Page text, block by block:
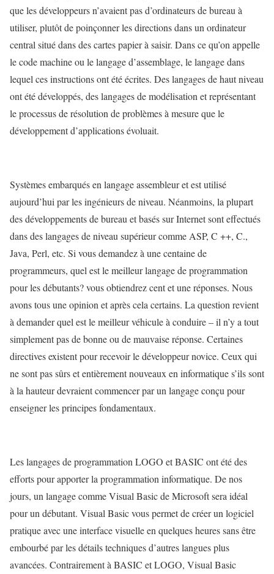
que les développeurs n’avaient pas d’ordinateurs de bureau à
utiliser, plutôt de poinçonner les directions dans un ordinateur
central situé dans des cartes papier à saisir. Dans ce qu’on appelle
le code machine ou le langage d’assemblage, le langage dans
lequel ces instructions ont été écrites. Des langages de haut niveau
ont été développés, des langages de modélisation et représentant
le processus de résolution de problèmes à mesure que le
développement d’applications évoluait.
Systèmes embarqués en langage assembleur et est utilisé
aujourd’hui par les ingénieurs de niveau. Néanmoins, la plupart
des développements de bureau et basés sur Internet sont effectués
dans des langages de niveau supérieur comme ASP, C ++, C.,
Java, Perl, etc. Si vous demandez à une centaine de
programmeurs, quel est le meilleur langage de programmation
pour les débutants? vous obtiendrez cent et une réponses. Nous
avons tous une opinion et après cela certains. La question revient
à demander quel est le meilleur véhicule à conduire – il n’y a tout
simplement pas de bonne ou de mauvaise réponse. Certaines
directives existent pour recevoir le développeur novice. Ceux qui
ne sont pas sûrs et entièrement nouveaux en informatique s’ils sont
à la hauteur devraient commencer par un langage conçu pour
enseigner les principes fondamentaux.
Les langages de programmation LOGO et BASIC ont été des
efforts pour apporter la programmation informatique. De nos
jours, un langage comme Visual Basic de Microsoft sera idéal
pour un débutant. Visual Basic vous permet de créer un logiciel
pratique avec une interface visuelle en quelques heures sans être
embourbé par les détails techniques d’autres langues plus
avancées. Contrairement à BASIC et LOGO, Visual Basic